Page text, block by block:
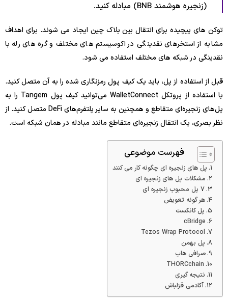
(زنجیره هوشمند BNB) مبادله کنید.
توکن های پیچیده برای انتقال بین بلاک چین ایجاد می شوند. برای اهداف
مشابه از استخرهای نقدینگی در اکوسیستم های مختلف و گره های رله با
نقدینگی در شبکه های مختلف استفاده می شود.
قبل از استفاده از پل، باید یک کیف پول رمزنگاری شده را به آن متصل کنید.
با استفاده از پروتکل WalletConnect می‌توانید کیف پول Tangem را به
پل‌های زنجیره‌ای متقاطع و همچنین به سایر پلتفرم‌های DeFi متصل کنید. از
نظر بصری، یک انتقال زنجیره‌ای متقاطع مانند مبادله در همان شبکه است.
فهرست موضوعی
پل های زنجیره ای چگونه کار می کنند
مشکلات پل های زنجیره ای
7 پل محبوب زنجیره ای
هر گونه تعویض
پل کانکست
cBridge
Tezos Wrap Protocol
پل بهمن
صرافی هاپ
THORCchain
نتیجه گیری
آکادمی قزلباش